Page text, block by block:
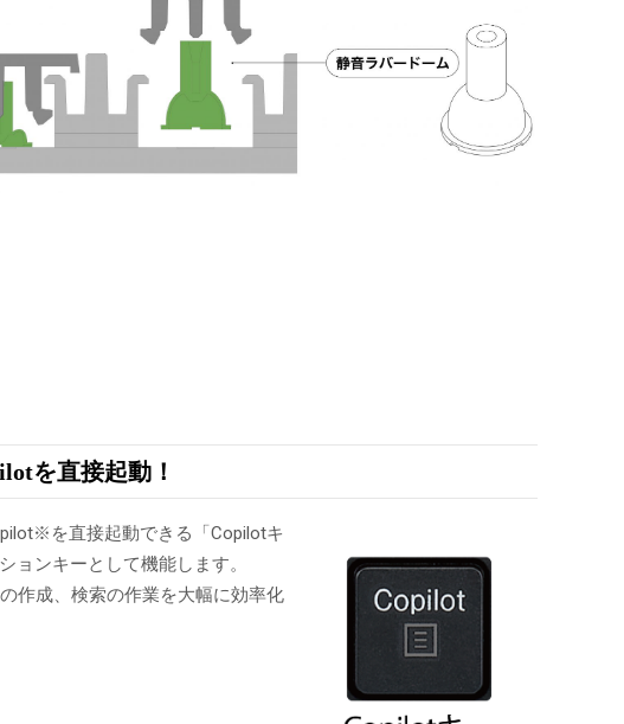
を直接起動！
※ を直接起動できる「Copilotキ
ョンキーとして機能します。
作成、検索の作業を大幅に効率化